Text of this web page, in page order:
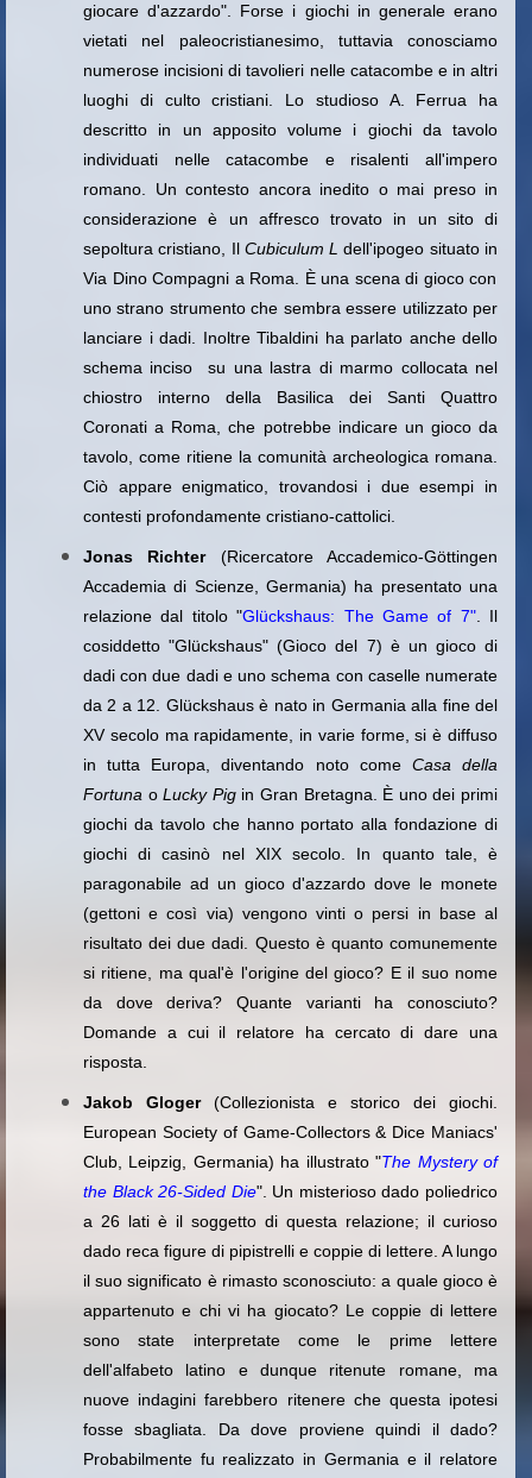
giocare d'azzardo". Forse i giochi in generale erano
vietati nel paleocristianesimo, tuttavia conosciamo
numerose incisioni di tavolieri nelle catacombe e in altri
luoghi di culto cristiani. Lo studioso A. Ferrua ha
descritto in un apposito volume i giochi da tavolo
individuati nelle catacombe e risalenti all'impero
romano. Un contesto ancora inedito o mai preso in
considerazione è un affresco trovato in un sito di
sepoltura cristiano, Il Cubiculum Ldell'ipogeo situato in
Via Dino Compagni a Roma. È una scena di gioco con
uno strano strumento che sembra essere utilizzato per
lanciare i dadi. Inoltre Tibaldini ha parlato anche dello
schema inciso su una lastra di marmo collocata nel
chiostro interno della Basilica dei Santi Quattro
Coronati a Roma, che potrebbe indicare un gioco da
tavolo, come ritiene la comunità archeologica romana.
Ciò appare enigmatico, trovandosi i due esempi in
contesti profondamente cristiano-cattolici.
Jonas Richter(Ricercatore Accademico-Göttingen
Accademia di Scienze, Germania) ha presentato una
relazione dal titolo "Glückshaus: The Game of 7". Il
cosiddetto "Glückshaus" (Gioco del 7) è un gioco di
dadi con due dadi e uno schema con caselle numerate
da 2 a 12. Glückshaus è nato in Germania alla fine del
XV secolo ma rapidamente, in varie forme, si è diffuso
in tutta Europa, diventando noto come Casa della
Fortuna oLucky Pigin Gran Bretagna. È uno dei primi
giochi da tavolo che hanno portato alla fondazione di
giochi di casinò nel XIX secolo. In quanto tale, è
paragonabile ad un gioco d'azzardo dove le monete
(gettoni e così via) vengono vinti o persi in base al
risultato dei due dadi. Questo è quanto comunemente
si ritiene, ma qual'è l'origine del gioco? E il suo nome
da dove deriva? Quante varianti ha conosciuto?
Domande a cui il relatore ha cercato di dare una
risposta.
Jakob Gloger(Collezionista e storico dei giochi.
European Society of Game-Collectors & Dice Maniacs'
Club, Leipzig, Germania) ha illustrato "The Mystery of
the Black 26-Sided Die". Un misterioso dado poliedrico
a 26 lati è il soggetto di questa relazione; il curioso
dado reca figure di pipistrelli e coppie di lettere. A lungo
il suo significato è rimasto sconosciuto: a quale gioco è
appartenuto e chi vi ha giocato? Le coppie di lettere
sono state interpretate come le prime lettere
dell'alfabeto latino e dunque ritenute romane, ma
nuove indagini farebbero ritenere che questa ipotesi
fosse sbagliata. Da dove proviene quindi il dado?
Probabilmente fu realizzato in Germania e il relatore